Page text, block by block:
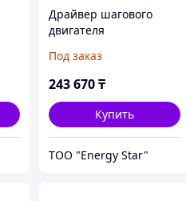
Драйвер шагового
двигателя
Под заказ
243 670₸
Купить
ТОО "Energy Star"